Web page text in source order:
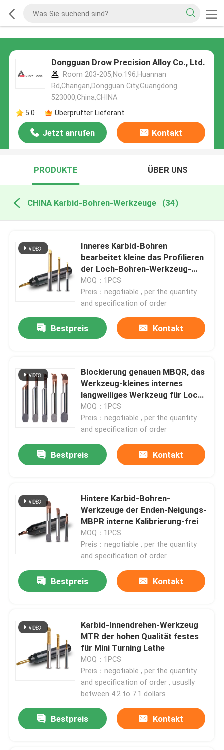
Dongguan Drow Precision Alloy Co., Ltd.
Room 203-205,No.196,Huannan
Rd,Changan,Dongguan City,Guangdong
523000,China,CHINA
5.0
Überprüfter Lieferant
Jetzt anrufen Kontakt
PRODUKTE ÜBER UNS
CHINA Karbid-Bohren-Werkzeuge (34)
Inneres Karbid-Bohren
bearbeitet kleine das Profilieren
der Loch-Bohren-Werkzeug-
MQR
MOQ：1PCS
Preis：negotiable , per the quantity
and specification of order
Bestpreis Kontakt
Blockierung genauen MBQR, das
Werkzeug-kleines internes
langweiliges Werkzeug für Loch-
Vollenden profiliert
MOQ：1PCS
Preis：negotiable , per the quantity
and specification of order
Bestpreis Kontakt
Hintere Karbid-Bohren-
Werkzeuge der Enden-Neigungs-
MBPR interne Kalibrierung-frei
MOQ：1PCS
Preis：negotiable , per the quantity
and specification of order
Bestpreis Kontakt
Karbid-Innendrehen-Werkzeug
MTR der hohen Qualität festes
für Mini Turning Lathe
MOQ：1PCS
Preis：negotiable , per the quantity
and specification of order , ususlly
between 4.2 to 7.1 dollars
Bestpreis Kontakt